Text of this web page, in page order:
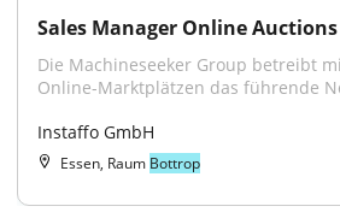
Sales Manager Online
Die Machineseeker Group betreibt
Online-Marktplätzen das führende
Instaffo GmbH
Essen, Raum Bottrop